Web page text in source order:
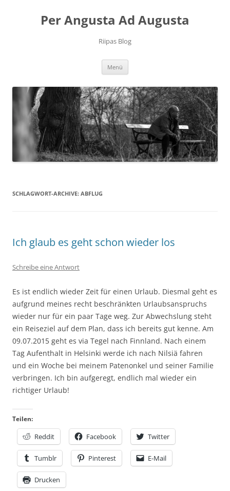
Per Angusta Ad Augusta
Riipas Blog
Menü
SCHLAGWORT-ARCHIVE: ABFLUG
Ich glaub es geht schon wieder los
Schreibe eine Antwort
Es ist endlich wieder Zeit für einen Urlaub. Diesmal geht es
aufgrund meines recht beschränkten Urlaubsanspruchs
wieder nur für ein paar Tage weg. Zur Abwechslung steht
ein Reiseziel auf dem Plan, dass ich bereits gut kenne. Am
09.07.2015 geht es via Tegel nach Finnland. Nach einem
Tag Aufenthalt in Helsinki werde ich nach Nilsiä fahren
und ein Woche bei meinem Patenonkel und seiner Familie
verbringen. Ich bin aufgeregt, endlich mal wieder ein
richtiger Urlaub!
Teilen:
Reddit Facebook Twitter
Tumblr Pinterest E-Mail
Drucken